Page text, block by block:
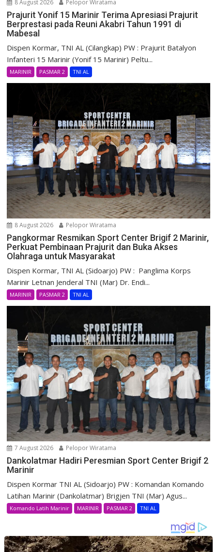
8 August 2026 Pelopor Wiratama
Prajurit Yonif 15 Marinir Terima Apresiasi Prajurit
Berprestasi pada Reuni Akabri Tahun 1991 di
Mabesal
Dispen Kormar, TNI AL (Cilangkap) PW : Prajurit Batalyon
Infanteri 15 Marinir (Yonif 15 Marinir) Peltu...
MARINIR PASMAR 2 TNI AL
8 August 2026 Pelopor Wiratama
Pangkormar Resmikan Sport Center Brigif 2 Marinir,
Perkuat Pembinaan Prajurit dan Buka Akses
Olahraga untuk Masyarakat
Dispen Kormar, TNI AL (Sidoarjo) PW : Panglima Korps
Marinir Letnan Jenderal TNI (Mar) Dr. Endi...
MARINIR PASMAR 2 TNI AL
7 August 2026 Pelopor Wiratama
Dankolatmar Hadiri Peresmian Sport Center Brigif 2
Marinir
Dispen Kormar TNI AL (Sidoarjo) PW : Komandan Komando
Latihan Marinir (Dankolatmar) Brigjen TNI (Mar) Agus...
Komando Latih Marinir MARINIR PASMAR 2 TNI AL